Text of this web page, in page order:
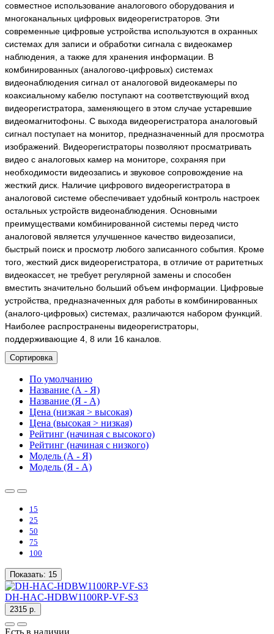
совместное использование аналогового оборудования и
многоканальных цифровых видеорегистраторов. Эти
современные цифровые устройства используются в охранных
системах для записи и обработки сигнала с видеокамер
наблюдения, а также для хранения информации. В
комбинированных (аналогово-цифровых) системах
видеонаблюдения сигнал от аналоговой видеокамеры по
коаксиальному кабелю поступают на соответствующий вход
видеорегистратора, заменяющего в этом случае устаревшие
видеомагнитофоны. С выхода видеорегистратора аналоговый
сигнал поступает на монитор, предназначенный для просмотра
изображений. Видеорегистраторы позволяют просматривать
видео с аналоговых камер на мониторе, сохраняя при
необходимости видеозапись и звуковое сопровождение на
жесткий диск. Наличие цифрового видеорегистратора в
аналоговой системе обеспечивает удобный контроль настроек
остальных устройств видеонаблюдения. Основными
преимуществами комбинированной системы перед чисто
аналоговой является улучшенное качество видеозаписи,
быстрый поиск и просмотр любого записанного события. Кроме
того, жесткий диск видеорегистратора, в отличие от раритетных
видеокассет, не требует регулярной замены и способен
вместить значительно больший объем информации. Цифровые
устройства, предназначенных для работы в комбинированных
(аналого-цифровых) системах, различаются набором функций.
Наиболее распространены видеорегистраторы,
поддерживающие 4, 8 или 16 каналов.
Сортировка
По умолчанию
Название (А - Я)
Название (Я - А)
Цена (низкая > высокая)
Цена (высокая > низкая)
Рейтинг (начиная с высокого)
Рейтинг (начиная с низкого)
Модель (А - Я)
Модель (Я - А)
15
25
50
75
100
Показать: 15
DH-HAC-HDBW1100RP-VF-S3
2315 р.